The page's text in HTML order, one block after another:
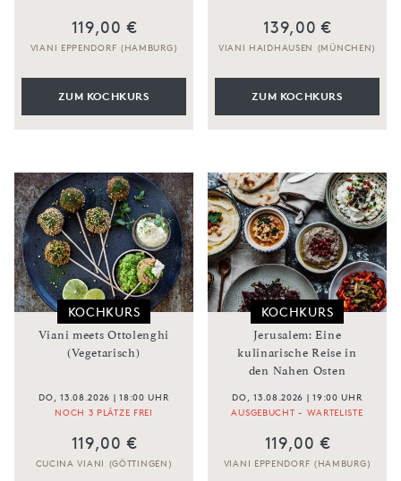
119,00 €
VIANI EPPENDORF (HAMBURG)
ZUM KOCHKURS
139,00 €
VIANI HAIDHAUSEN (MÜNCHEN)
ZUM KOCHKURS
KOCHKURS
Viani meets Ottolenghi
(Vegetarisch)
DO, 13.08.2026 | 18:00 UHR
NOCH 3 PLÄTZE FREI
119,00 €
CUCINA VIANI (GÖTTINGEN)
KOCHKURS
Jerusalem: Eine
kulinarische Reise in
den Nahen Osten
DO, 13.08.2026 | 19:00 UHR
AUSGEBUCHT - WARTELISTE
119,00 €
VIANI EPPENDORF (HAMBURG)